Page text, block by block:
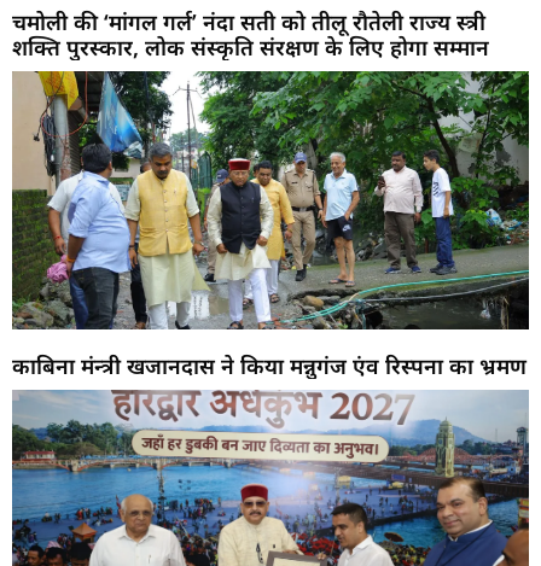
चमोली की ‘मांगल गर्ल’ नंदा सती को तीलू रौतेली राज्य स्त्री
शक्ति पुरस्कार, लोक संस्कृति संरक्षण के लिए होगा सम्मान
काबिना मंन्त्री खजानदास ने किया मन्नुगंज एंव रिस्पना का भ्रमण